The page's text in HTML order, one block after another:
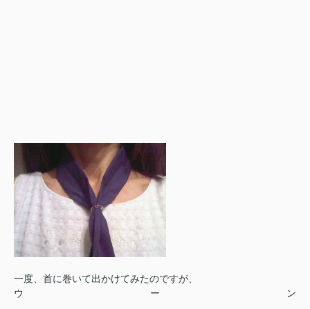
一度、首に巻いて出かけてみたのですが、
ウーン